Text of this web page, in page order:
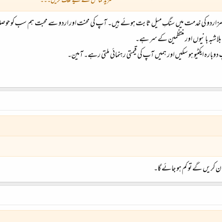
اردو کی خدمات کی جب بھی بات ہو گی ، اس فورم کا ذکر لازمی ہو گا ، یہ ایک لائبریری ہے ، جس میں سیکھنے
اردو کی خدمت میں سنگِ میل ثابت ہوئے ہیں۔ آپ کی محنت اور اردو سے محبت ہم سب کو
بانیوں اور منتظمین کے سر ہے۔
ایکٹیو ہو سکیں اور ہمیں آپ کی قیمتی رہنمائی ملتی رہے۔ آمین۔
گے تو کم ہو جائے گا۔